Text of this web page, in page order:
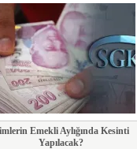
Emekli Aylığında Kesinti
Yapılacak?